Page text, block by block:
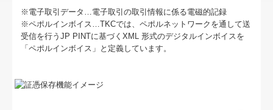
病院・診療所の皆様へ
補助金・助成金・融資情報
※電子取引データ…電子取引の取引情報に係る電磁的記録
※ペポルインボイス…TKCでは、ペポルネットワークを通して送
受信を行うJP PINTに基づくXML 形式のデジタルインボイスを
「ペポルインボイス」と定義しています。